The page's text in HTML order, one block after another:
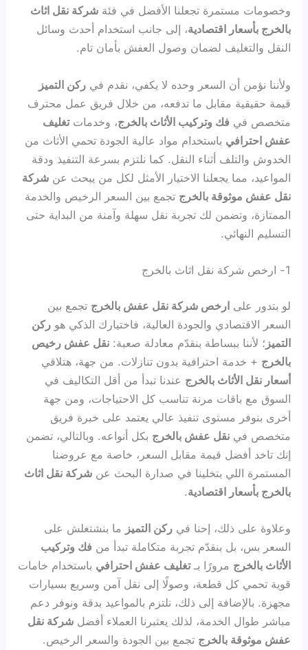
وخصومات مستمرة تجعلنا الأفضل في فئةشركة نقل اثاث
بالخرج بأسعار اقتصادية، إلى جانب استخدام أحدث وسائل
النقل والتغليف لضمان وصول العفش بأمان تام.
ولأننا نؤمن أن السعر وحده لا يكفي، نقدم فيركن التميز
قيمة حقيقية مقابل ما تدفعه، من خلال فريق عمل محترف
متخصص في فك وتركيب الأثاث بالخرج، وخدماتتغليف
عفش احترافي باستخدام مواد عالية الجودة تحمي الأثاث من
الخدوش والتلف أثناء النقل. كما نلتزم بسرعة التنفيذ ودقة
المواعيد، مما يجعلنا الاختيار الأمثل لكل من يبحث عنشركة
نقل عفش موثوقة بالخرج تجمع بين السعر الرخيص والخدمة
الممتازة، وتضمن لك تجربة نقل سهلة وآمنة من البداية حتى
التسليم النهائي.
1- ارخص شركة نقل اثاث بالخرج
لو بتدور علىارخص شركة نقل عفش بالخرج تجمع بين
السعر الاقتصادي والجودة العالية، فاختيارك الذكي هوركن
التميز ؛ لأننا ببساطة بنقدّم معادلة صعبة:نقل عفش رخيص
بالخرج + خدمة احترافية بدون تنازلات. من جهة، هتلاقي
أسعار نقل الأثاث بالخرج عندنا تبدأ من أقل التكاليف في
السوق مع باقات مرنة تناسب كل الاحتياجات، ومن جهة
أخرى بنوفر مستوى تنفيذ عالي يعتمد على خبرة فريق
متخصص فينقل عفش بالخرج بكل أنواعه. وبالتالي، تضمن
إنك تاخد أفضل قيمة مقابل السعر، خاصة مع عروضنا
المستمرة اللي بتخلينا في صدارة البحث عنشركة نقل اثاث
بالخرج بأسعار اقتصادية.
وعلاوة على ذلك، إحنا فيركن التميز ما بنشتغلش على
السعر بس، بل بنقدّم تجربة متكاملة تبدأ من فك وتركيب
الأثاث بالخرج مرورًا بـتغليف عفش احترافي باستخدام خامات
قوية تحمي كل قطعة، وصولًا إلى نقل آمن وسريع بسيارات
مجهزة. بالإضافة إلى ذلك، نلتزم بالمواعيد بدقة ونوفر دعم
مباشر طوال الخدمة، لذلك يعتبرنا العملاء أفضلشركة نقل
عفش موثوقة بالخرج تجمع بين الجودة والسعر الرخيص.